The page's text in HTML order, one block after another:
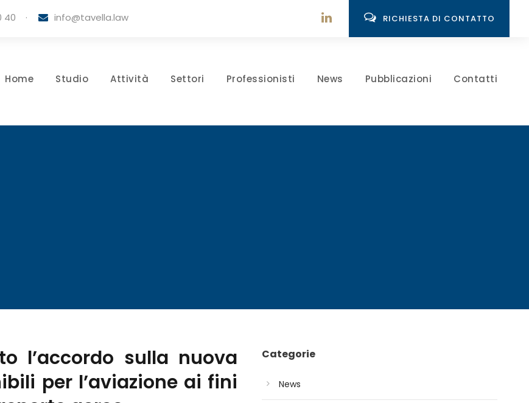
40 · info@tavella.law RICHIESTA DI CONTATTO
Home Studio Attività Settori Professionisti News Pubblicazioni Contatti
l’accordo sulla nuova
per l’aviazione ai fini
Categorie
News